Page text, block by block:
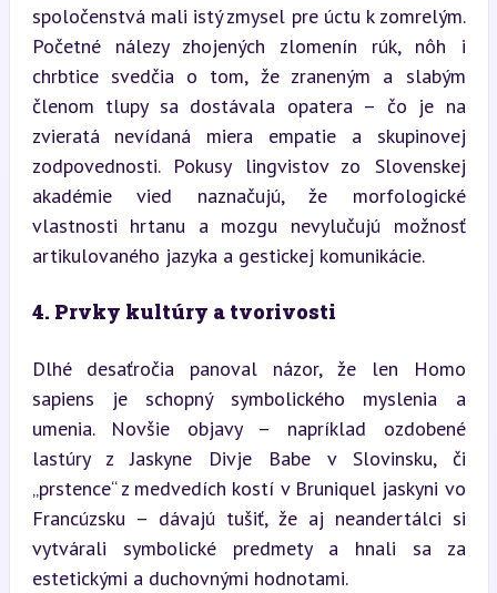
spoločenstvá mali istý zmysel pre úctu k zomrelým.
Početné nálezy zhojených zlomenín rúk, nôh i
chrbtice svedčia o tom, že zraneným a slabým
členom tlupy sa dostávala opatera – čo je na
zvieratá nevídaná miera empatie a skupinovej
zodpovednosti. Pokusy lingvistov zo Slovenskej
akadémie vied naznačujú, že morfologické
vlastnosti hrtanu a mozgu nevylučujú možnosť
artikulovaného jazyka a gestickej komunikácie.
4. Prvky kultúry a tvorivosti
Dlhé desaťročia panoval názor, že len Homo
sapiens je schopný symbolického myslenia a
umenia. Novšie objavy – napríklad ozdobené
lastúry z Jaskyne Divje Babe v Slovinsku, či
„prstence“ z medvedích kostí v Bruniquel jaskyni vo
Francúzsku – dávajú tušiť, že aj neandertálci si
vytvárali symbolické predmety a hnali sa za
estetickými a duchovnými hodnotami.